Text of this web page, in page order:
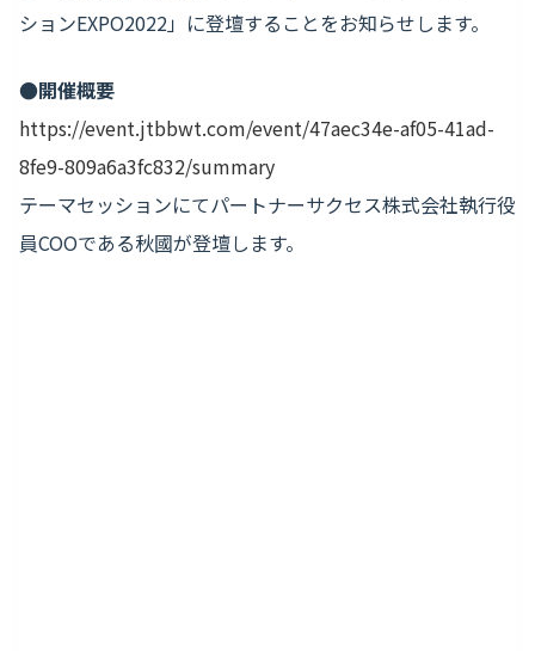
ションEXPO2022」に登壇することをお知らせします。
●開催概要
https://event.jtbbwt.com/event/47aec34e-af05-41ad-
8fe9-809a6a3fc832/summary
テーマセッションにてパートナーサクセス株式会社執行役
員COOである秋國が登壇します。